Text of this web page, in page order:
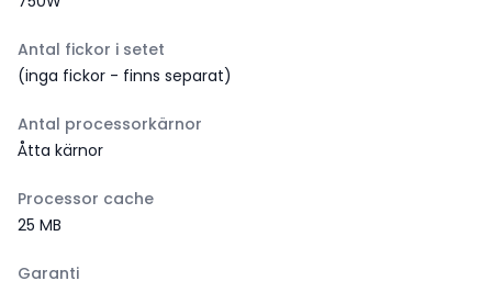
Antal fickor i setet
(inga fickor - finns separat)
Antal processorkärnor
Åtta kärnor
Processor cache
25 MB
Garanti